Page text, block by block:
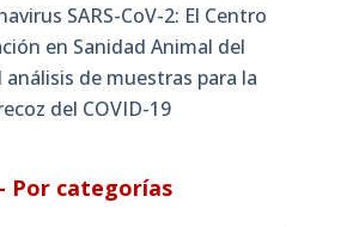
SARS-CoV-2: El Centro
en Sanidad Animal del
análisis de muestras para la
del COVID-19
Por categorías